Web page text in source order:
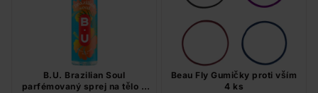
B.U. Brazilian Soul
parfémovaný sprej na tělo a
Beau Fly Gumičky proti vším
4 ks